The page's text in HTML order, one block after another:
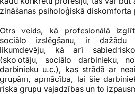
zināšanas psiholoģiskā diskomforta
Otrs veids, kā profesionālā
sociālo izslēgšanu, ir
likumdevēju, kā arī
(skolotāju, sociālo darbinieku,
darbinieku u.c.), kas strādā ar
grupām, apmācība, lai šie
riska grupu vajadzības un to